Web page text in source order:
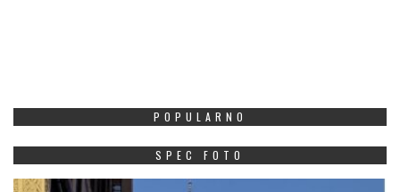
POPULARNO
SPEC FOTO